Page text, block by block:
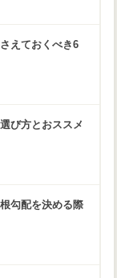
えておくべき6
び方とおススメ
勾配を決める際